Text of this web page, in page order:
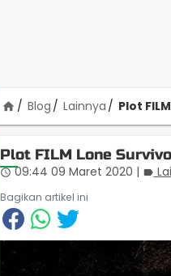
home Blog Lainnya Plot
Plot FILM Lone
access_time 09:44 09 Maret 2020 | label
Bagikan artikel ini